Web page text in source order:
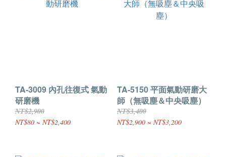
TA-3009 內孔往復式 氣動
研磨機
NT$2,900
NT$80 ~ NT$2,400
TA-5150 平面氣動研磨大
師（無吸塵＆中央吸塵）
NT$3,400
NT$2,900 ~ NT$3,200